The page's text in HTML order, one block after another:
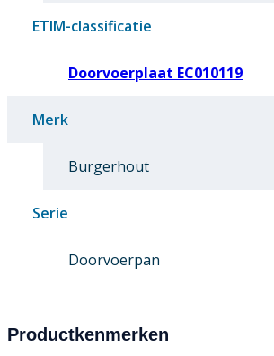
ETIM-classificatie
Doorvoerplaat EC010119
Merk
Burgerhout
Serie
Doorvoerpan
Productkenmerken